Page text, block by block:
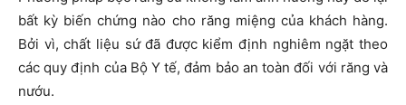
bất kỳ biến chứng nào cho răng miệng của khách hàng.
Bởi vì, chất liệu sứ đã được kiểm định nghiêm ngặt theo
các quy định của Bộ Y tế, đảm bảo an toàn đối với răng và
nướu.